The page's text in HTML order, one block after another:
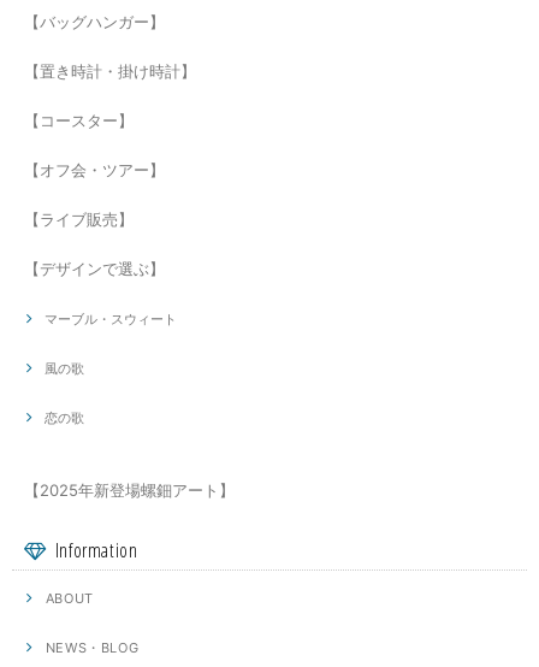
【バッグハンガー】
【置き時計・掛け時計】
【コースター】
【オフ会・ツアー】
【ライブ販売】
【デザインで選ぶ】
マーブル・スウィート
風の歌
恋の歌
【2025年新登場螺鈿アート】
Information
ABOUT
NEWS・BLOG